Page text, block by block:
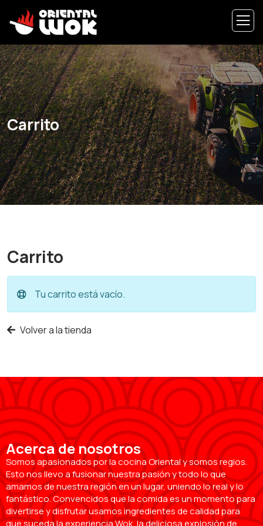
Carrito
Carrito
Tu carrito está vacío.
Volver a la tienda
Acerca de nosotros
Somos apasionados por la cocina Oriental y somos regios.
Esto nos llevo a fusionar nuestra pasión y todo lo que
amamos de nuestra región en un lugar, uniendo lo real y lo
fantástico. Convencidos que la comida es un momento para
divertirse y disfrutar usamos ingredientes de calidad para